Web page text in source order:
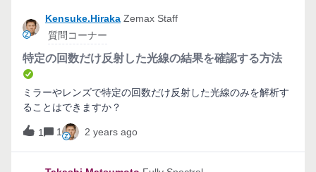
Kensuke.Hiraka Zemax Staff
質問コーナー
特定の回数だけ反射した光線の結果を確認する方法
ミラーやレンズで特定の回数だけ反射した光線のみを解析す
ることはできますか？
1 1 2 years ago